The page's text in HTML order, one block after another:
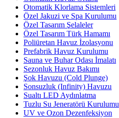
Otomatik Klorlama Sistemleri
Özel Jakuzi ve Spa Kurulumu
Özel Tasarım Şelaleler
Özel Tasarım Türk Hamamı
Poliüretan Havuz İzolasyonu
Prefabrik Havuz Kurulumu
Sauna ve Buhar Odası İmalatı
Sezonluk Havuz Bakımı
Şok Havuzu (Cold Plunge)
Sonsuzluk (Infinity) Havuzu
Sualtı LED Aydınlatma
Tuzlu Su Jeneratörü Kurulumu
UV ve Ozon Dezenfeksiyon